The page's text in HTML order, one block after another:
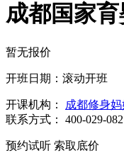
成都国家育
暂无报价
开班日期：滚动开班
开课机构： 成都修身
联系方式：
400-029-
预约试听 索取底价